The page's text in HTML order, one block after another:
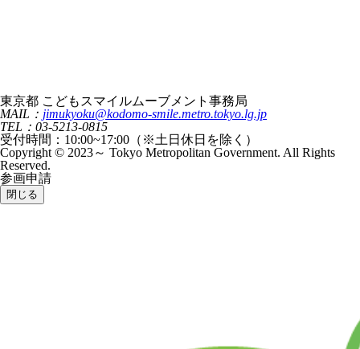
東京都 こどもスマイルムーブメント事務局
MAIL： jimukyoku@kodomo-smile.metro.tokyo.lg.jp
TEL：03-5213-0815
受付時間：10:00~17:00（※土日休日を除く）
Copyright © 2023～ Tokyo Metropolitan Government. All Rights
Reserved.
参画申請
閉じる